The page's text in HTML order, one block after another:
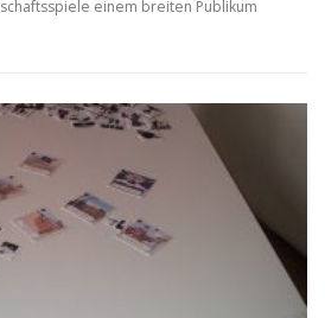
einem breiten Publikum